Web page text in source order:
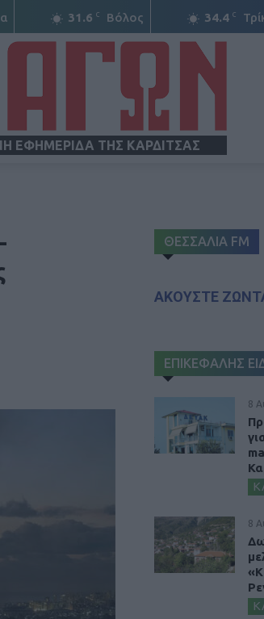
31.6 C Βόλος 34.4 C
ΕΦΗΜΕΡΙΔΑ ΤΗΣ ΚΑΡΔΙΤΣΑΣ
ΘΕΣΣΑΛΙΑ FM
ΑΚΟΥΣΤΕ
ΕΠΙΚΕΦΑΛΗΣ
8
8